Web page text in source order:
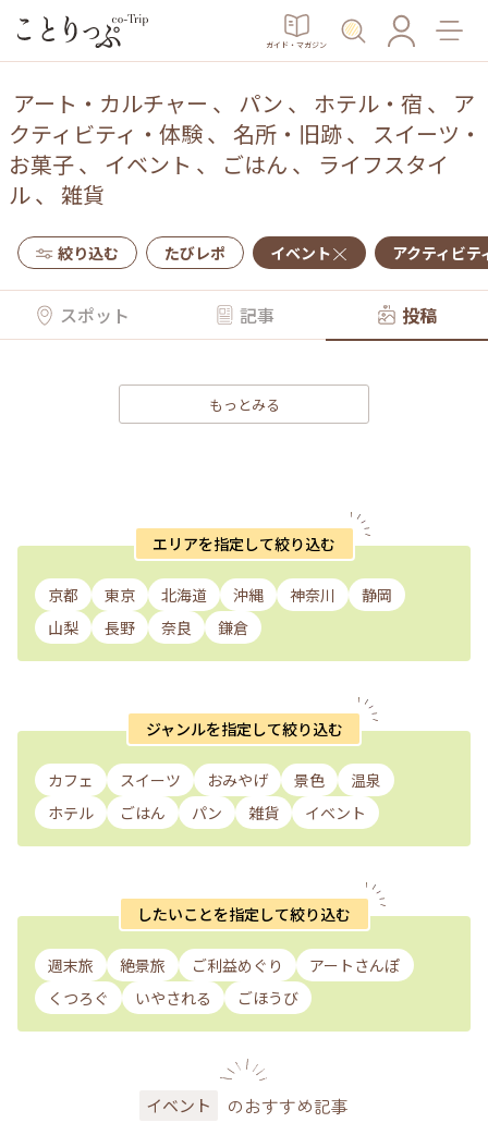
ガイド・マガジン
アート・カルチャー 、 パン 、 ホテル・宿 、 ア
クティビティ・体験、 名所・旧跡、 スイーツ・
お菓子、 イベント 、 ごはん 、 ライフスタイ
ル、 雑貨
絞り込む たびレポ イベント アクティビテ
スポット 記事 投稿
もっとみる
エリアを指定して絞り込む
京都 東京 北海道 沖縄 神奈川
静岡
山梨
長野 奈良 鎌倉
ジャンルを指定して絞り込む
カフェ スイーツ おみやげ 景色
温泉
ホテル
ごはん パン 雑貨 イベント
したいことを指定して絞り込む
週末旅 絶景旅 ご利益めぐり
アートさんぽ
くつろぐ
いやされる ごほうび
イベント のおすすめ記事